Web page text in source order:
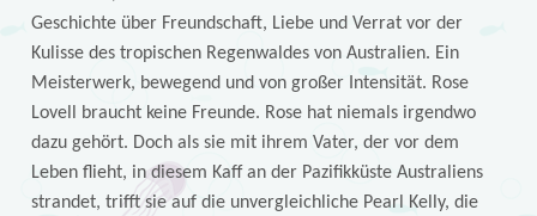
Geschichte über Freundschaft, Liebe und Verrat vor der
Kulisse des tropischen Regenwaldes von Australien. Ein
Meisterwerk, bewegend und von großer Intensität. Rose
Lovell braucht keine Freunde. Rose hat niemals irgendwo
dazu gehört. Doch als sie mit ihrem Vater, der vor dem
Leben flieht, in diesem Kaff an der Pazifikküste Australiens
strandet, trifft sie auf die unvergleichliche Pearl Kelly, die